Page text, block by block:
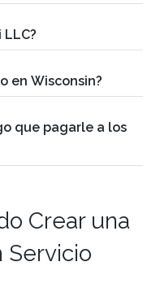
LLC?
en Wisconsin?
que pagarle a los
Crear una
Servicio